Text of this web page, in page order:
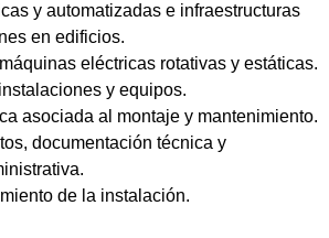
y automatizadas e infraestructuras
en edificios.
eléctricas rotativas y estáticas.
y equipos.
asociada al montaje y mantenimiento.
documentación técnica y
de la instalación.